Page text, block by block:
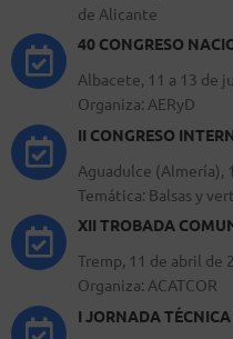
de Alicante
40 CONGRESO
Albacete, 11 a 13 de
Organiza: AERyD
II CONGRESO
Aguadulce (Almería),
Temática: Balsas y
XII TROBADA
Tremp, 11 de abril de
Organiza: ACATCOR
I JORNADA